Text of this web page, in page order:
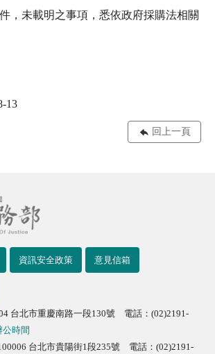
，未載明之事項，悉依政府採購法相關
13
回上一頁
資訊安全政策 意見信箱
台北市重慶南路一段130號 電話：(02)2191-
公時間
台北市貴陽街1段235號 電話：(02)2191-